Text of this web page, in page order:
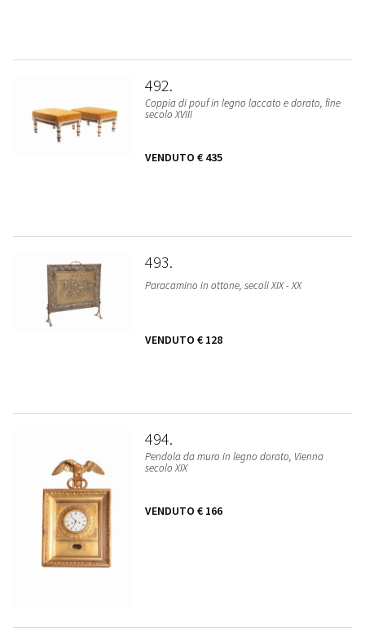
492
Coppia di pouf in legno laccato e dorato, fine
secolo XVIII
VENDUTO € 435
493
Paracamino in ottone, secoli XIX - XX
VENDUTO € 128
494
Pendola da muro in legno dorato, Vienna
secolo XIX
VENDUTO € 166